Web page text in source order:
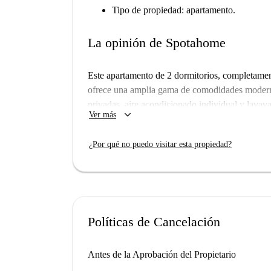
Tipo de propiedad: apartamento.
La opinión de Spotahome
Este apartamento de 2 dormitorios,
ofrece una amplia gama de comodidades
privadas, aire acondicionado individual y
ascensor para facilitar el acceso y balcón/
agua y wifi se abonan al propietario en el
destacados incluyen el Mosteiro da Serra do
Ver más keyboard_arrow_down
¿Por qué no puedo visitar esta propiedad?
Políticas de Cancelación
Antes de la Aprobación del Propietario